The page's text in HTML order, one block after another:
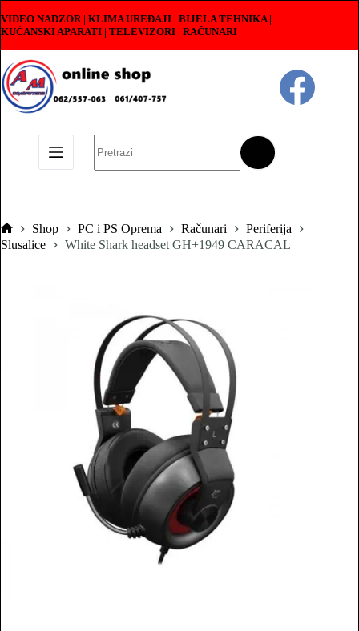
to
content
VIDEO NADZOR | KLIMA UREĐAJI | BIJELA TEHNIKA |
KUĆANSKI APARATI | TELEVIZORI | RAČUNARI
results
Pocetna
Shop PC i PS Oprema Računari
Periferija
Slusalice
White Shark headset GH+1949 CARACAL